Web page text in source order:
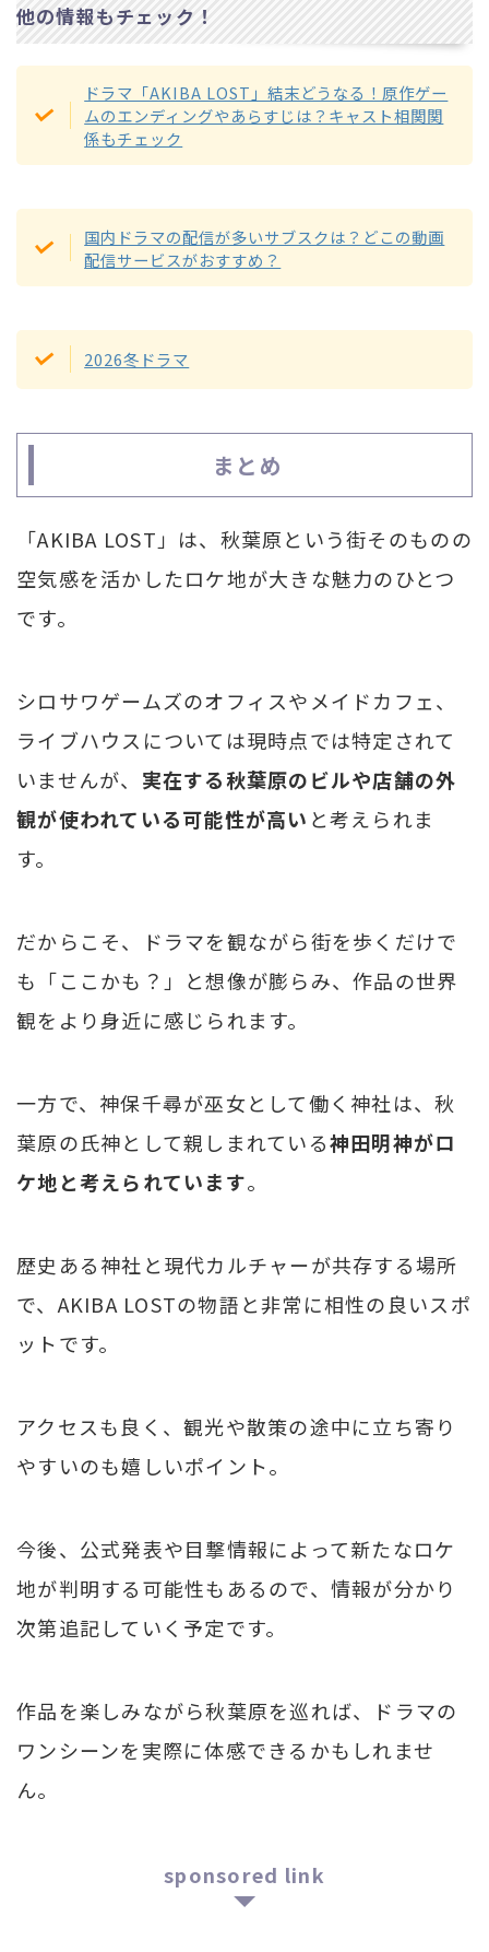
他の情報もチェック！
ドラマ「AKIBA LOST」結末どうなる！原作ゲー
ムのエンディングやあらすじは？キャスト相関関
係もチェック
国内ドラマの配信が多いサブスクは？どこの動画
配信サービスがおすすめ？
2026冬ドラマ
まとめ
「AKIBA LOST」は、秋葉原という街そのものの
空気感を活かしたロケ地が大きな魅力のひとつ
です。
シロサワゲームズのオフィスやメイドカフェ、
ライブハウスについては現時点では特定されて
いませんが、 実在する秋葉原のビルや店舗の外
観が使われている可能性が高い と考えられま
す。
だからこそ、ドラマを観ながら街を歩くだけで
も「ここかも？」と想像が膨らみ、作品の世界
観をより身近に感じられます。
一方で、神保千尋が巫女として働く神社は、秋
葉原の氏神として親しまれている神田明神がロ
ケ地と考えられています。
歴史ある神社と現代カルチャーが共存する場所
で、AKIBA LOSTの物語と非常に相性の良いスポ
ットです。
アクセスも良く、観光や散策の途中に立ち寄り
やすいのも嬉しいポイント。
今後、公式発表や目撃情報によって新たなロケ
地が判明する可能性もあるので、情報が分かり
次第追記していく予定です。
作品を楽しみながら秋葉原を巡れば、ドラマの
ワンシーンを実際に体感できるかもしれませ
ん。
sponsored link